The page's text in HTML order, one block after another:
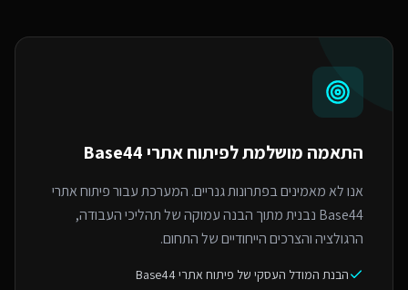
התאמה מושלמת לפיתוח אתרי Base44
אנו לא מאמינים בפתרונות גנריים. המערכת עבור פיתוח אתרי
Base44 נבנית מתוך הבנה עמוקה של תהליכי העבודה,
הרגולציה והצרכים הייחודיים של התחום.
הבנת המודל העסקי של פיתוח אתרי Base44